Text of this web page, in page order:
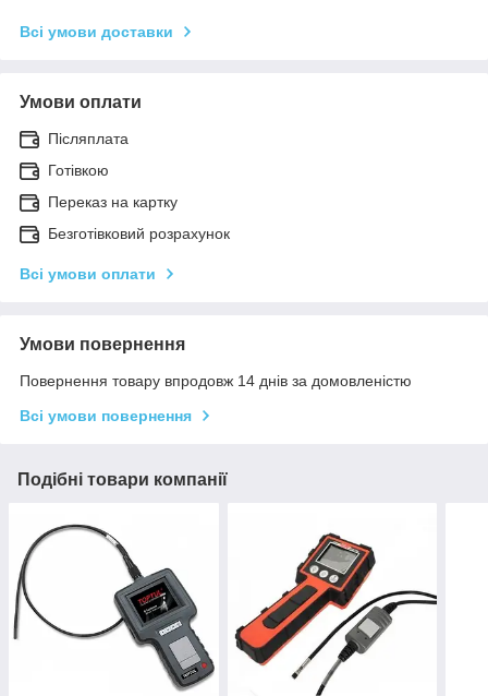
Всі умови доставки
Умови оплати
Післяплата
Готівкою
Переказ на картку
Безготівковий розрахунок
Всі умови оплати
Умови повернення
Повернення товару впродовж 14 днів за домовленістю
Всі умови повернення
Подібні товари компанії